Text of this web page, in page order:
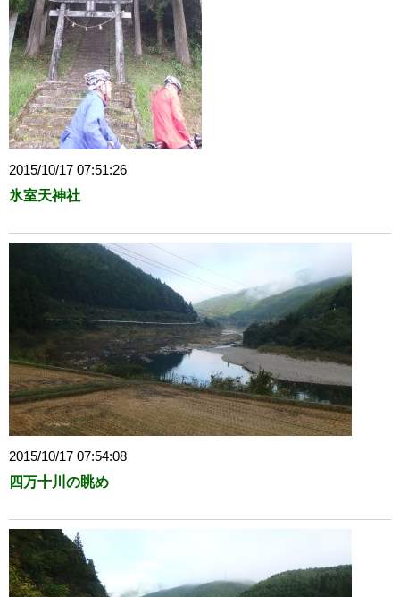
2015/10/17 07:51:26
氷室天神社
2015/10/17 07:54:08
四万十川の眺め